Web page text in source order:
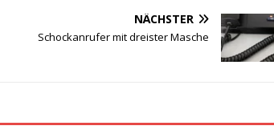
NÄCHSTER
Schockanrufer mit dreister Masche